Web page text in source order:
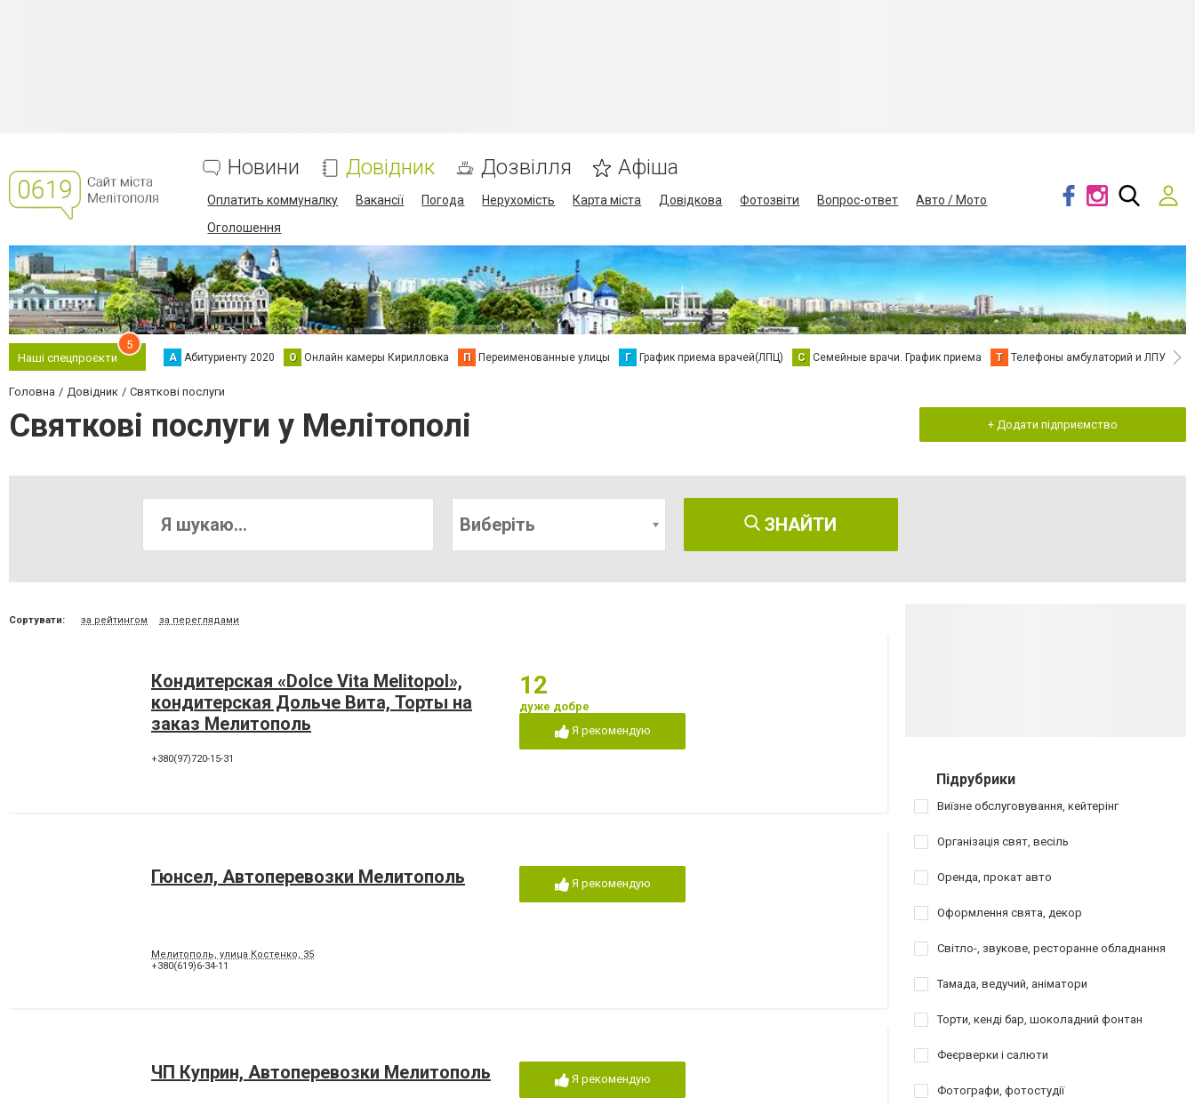
Новини Довідник Дозвілля Афіша
Оплатить коммуналку Вакансії Погода Нерухомість Карта міста Довідкова Фотозвіти Вопрос-ответ
Авто / Мото
Оголошення
Наші спецпроєкти
5
А Абитуриенту 2020 О Онлайн камеры Кирилловка П Переименованные улицы Г График приема врачей(ЛПЦ) С Семейные врачи. График приема Т Телефоны амбулаторий и ЛПУ В
Головна Довідник Святкові послуги
Святкові послуги у Мелітополі + Додати підприємство
Виберіть ЗНАЙТИ
Сортувати: за рейтингом за переглядами
Кондитерская «Dolce Vita Melitopol»,
кондитерская Дольче Вита, Торты на
заказ Мелитополь
+380(97)720-15-31
12
дуже добре
Я рекомендую
Гюнсел, Автоперевозки Мелитополь
Мелитополь, улица Костенко, 35
+380(619)6-34-11
Я рекомендую
ЧП Куприн, Автоперевозки Мелитополь Я рекомендую
Підрубрики
Виїзне обслуговування, кейтерінг
Організація свят, весіль
Оренда, прокат авто
Оформлення свята, декор
Світло-, звукове, ресторанне обладнання
Тамада, ведучий, аніматори
Торти, кенді бар, шоколадний фонтан
Феєрверки і салюти
Фотографи, фотостудії